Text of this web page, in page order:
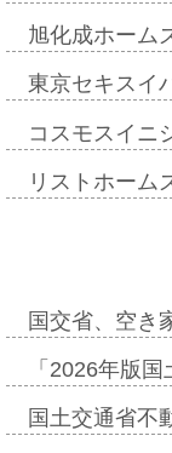
旭化成ホーム
東京セキスイ
コスモスイニ
リストホーム
国交省、空き
「2026年版
国土交通省不